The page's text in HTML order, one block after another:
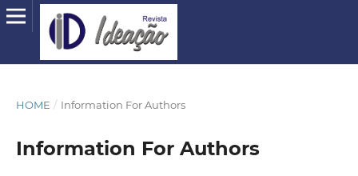
HOME / Information For Authors
Information For Authors